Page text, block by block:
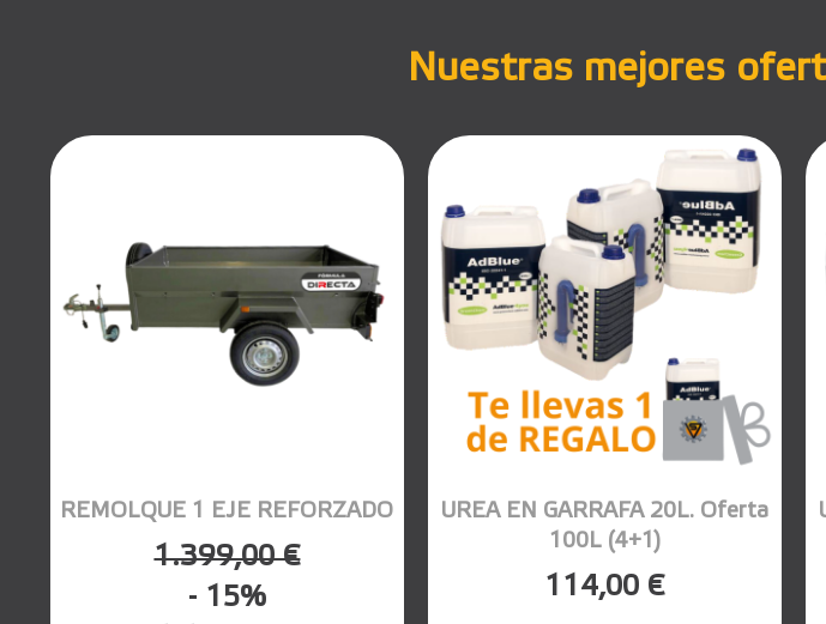
Nuestras mejores
REMOLQUE 1 EJE REFORZADO
1.399,00 €
- 15%
UREA EN GARRAFA 20L. Oferta
100L (4+1)
114,00 €